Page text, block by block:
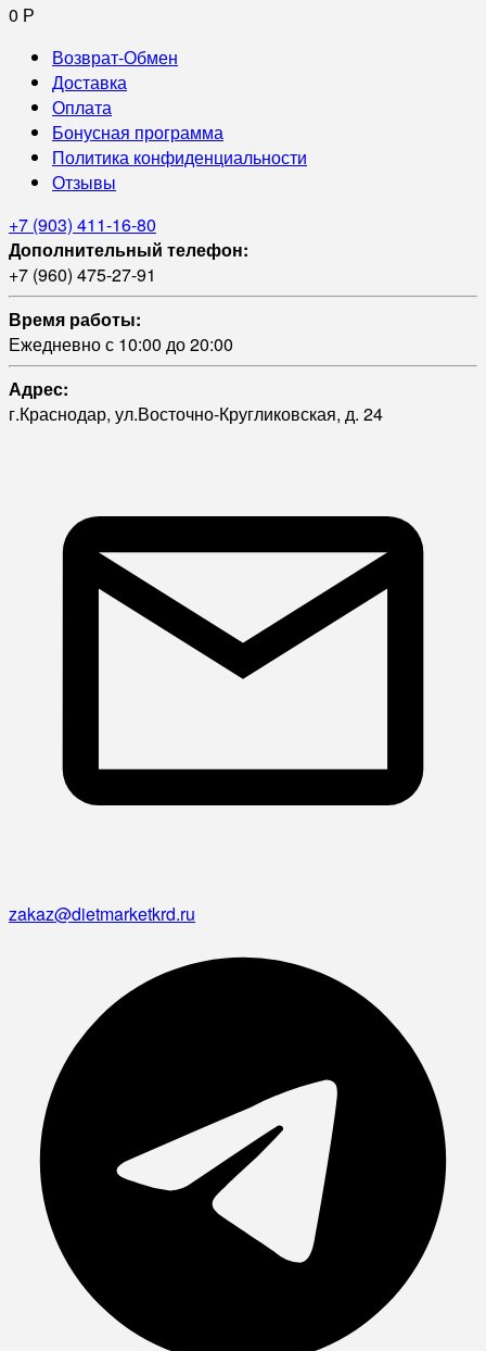
0 Р
Возврат-Обмен
Доставка
Оплата
Бонусная программа
Политика конфиденциальности
Отзывы
+7 (903) 411-16-80
Дополнительный телефон:
+7 (960) 475-27-91
Время работы:
Ежедневно с 10:00 до 20:00
Адрес:
г.Краснодар, ул.Восточно-Кругликовская, д. 24
zakaz@dietmarketkrd.ru